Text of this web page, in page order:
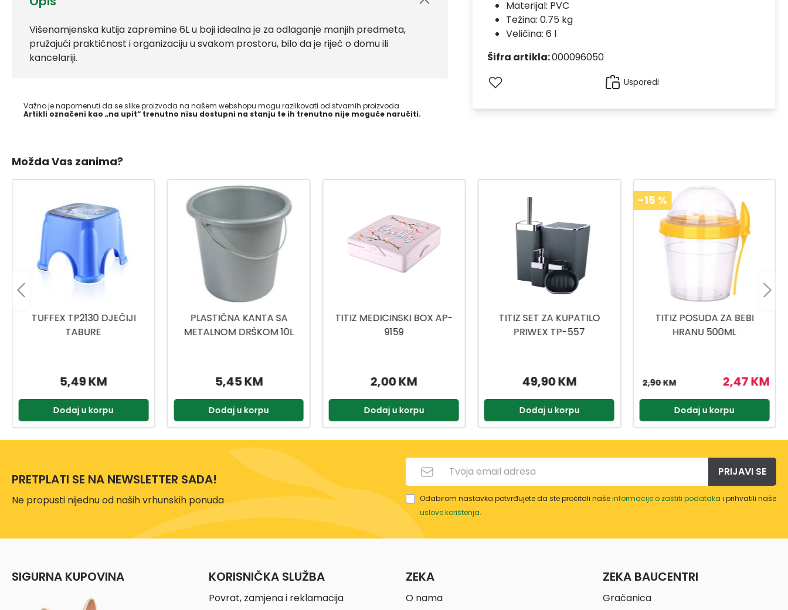
Višenamjenska kutija zapremine 6L u boji idealna je za odlaganje manjih predmeta,
pružajući praktičnost i organizaciju u svakom prostoru, bilo da je riječ o domu ili
kancelariji.
Važno je napomenuti da se slike proizvoda na našem webshopu mogu razlikovati od stvarnih proizvoda.
Artikli označeni kao „na upit“ trenutno nisu dostupni na stanju te ih trenutno nije moguće naručiti.
Materijal: PVC
Težina: 0.75 kg
Veličina: 6 l
Šifra artikla:000096050
Usporedi
Možda Vas zanima?
PLASTIČNA KANTA SA
METALNOM DRŠKOM 10L
5,45 KM
Dodaj u korpu
TITIZ MEDICINSKI BOX AP-
9159
2,00 KM
Dodaj u korpu
TITIZ SET ZA KUPATILO
PRIWEX TP-557
49,90 KM
Dodaj u korpu
TITIZ POSUDA ZA BEBI
HRANU 500ML
2,47 KM
Dodaj u korpu
-15 %
TITIZ SET ZA SLADOLED AP-
9425
3,57 KM
4,20 KM
Dodaj u korpu
PRETPLATI SE NA NEWSLETTER SADA!
Ne propusti nijednu od naših vrhunskih ponuda
PRIJAVI SE
Odabirom nastavka potvrđujete da ste pročitali našeinformacije o zaštiti podataka i prihvatili naše
uslove korištenja.
SIGURNA KUPOVINA KORISNIČKA SLUŽBA
Povrat, zamjena i reklamacija
ZEKA
O nama
ZEKA BAUCENTRI
Gračanica